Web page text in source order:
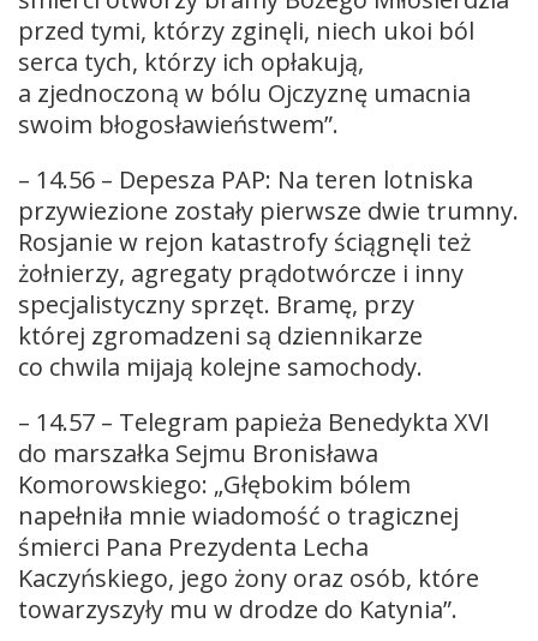
przed tymi, którzy zginęli, niech ukoi ból
serca tych, którzy ich opłakują,
a zjednoczoną w bólu Ojczyznę umacnia
swoim błogosławieństwem”.
– 14.56 – Depesza PAP: Na teren lotniska
przywiezione zostały pierwsze dwie trumny.
Rosjanie w rejon katastrofy ściągnęli też
żołnierzy, agregaty prądotwórcze i inny
specjalistyczny sprzęt. Bramę, przy
której zgromadzeni są dziennikarze
co chwila mijają kolejne samochody.
– 14.57 – Telegram papieża Benedykta XVI
do marszałka Sejmu Bronisława
Komorowskiego: „Głębokim bólem
napełniła mnie wiadomość o tragicznej
śmierci Pana Prezydenta Lecha
Kaczyńskiego, jego żony oraz osób, które
towarzyszyły mu w drodze do Katynia”.